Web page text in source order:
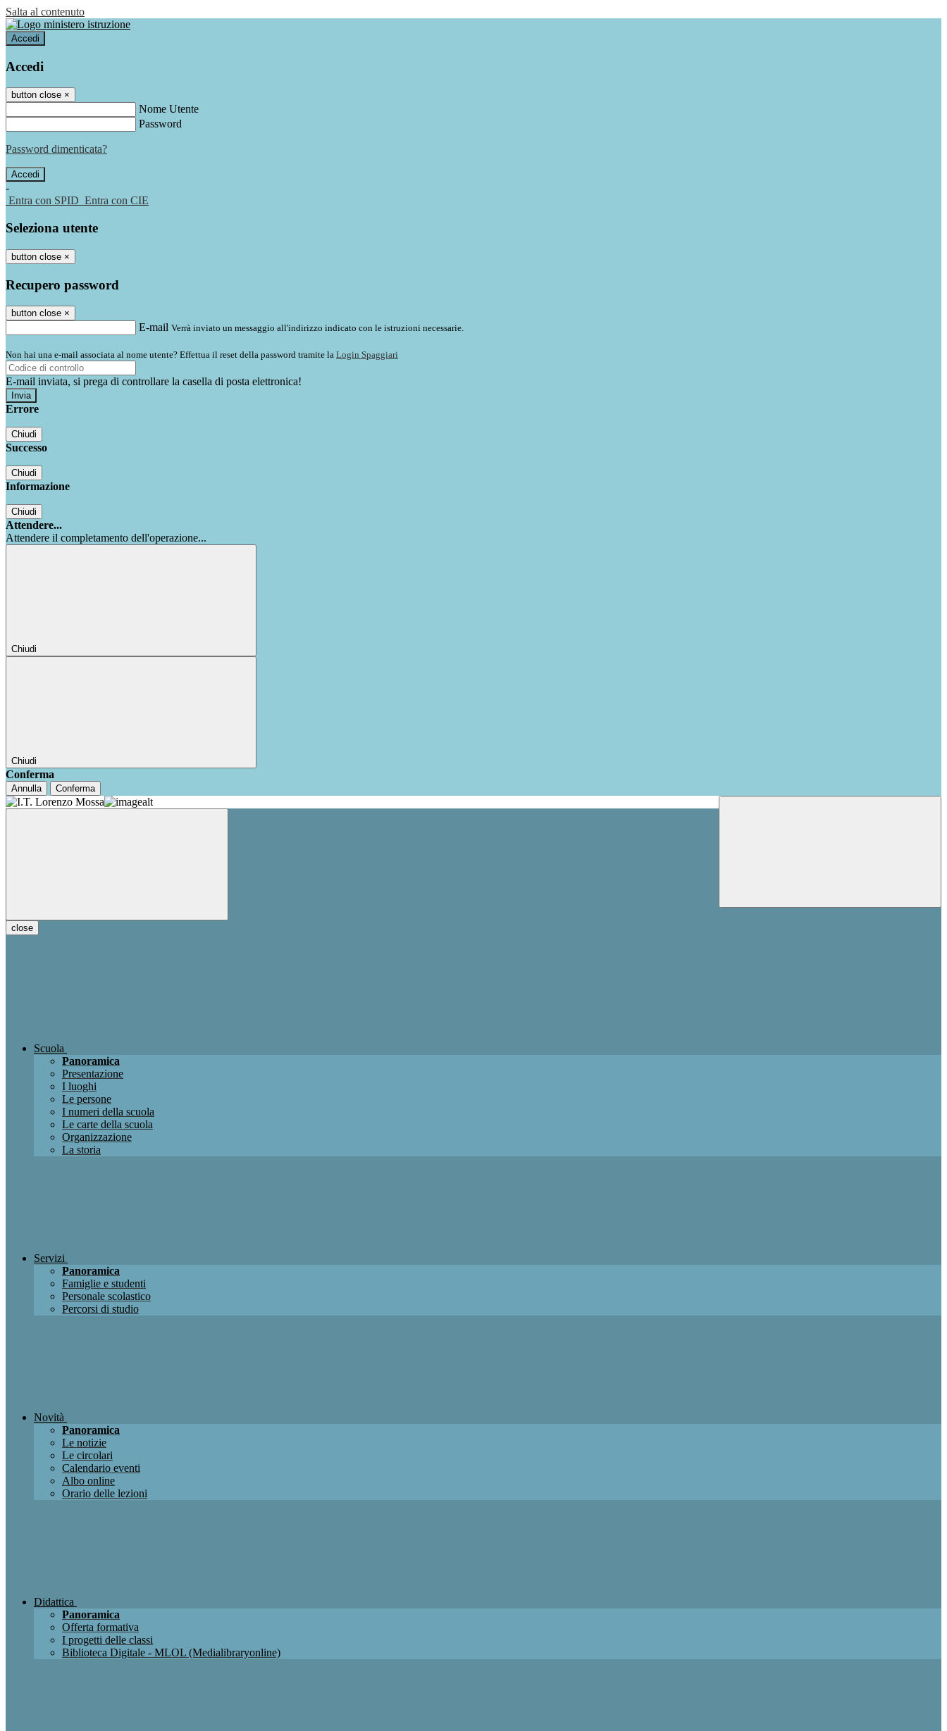
Salta al contenuto
Accedi
Accedi
button close ×
Nome Utente
Password
Password dimenticata?
-
Entra con SPID Entra con CIE
Seleziona utente
button close ×
Recupero password
button close ×
E-mail Verrà inviato un messaggio all'indirizzo indicato con le istruzioni necessarie.
Non hai una e-mail associata al nome utente? Effettua il reset della password tramite la Login Spaggiari
E-mail inviata, si prega di controllare la casella di posta elettronica!
Errore
Chiudi
Successo
Chiudi
Informazione
Chiudi
Attendere...
Attendere il completamento dell'operazione...
Chiudi
Chiudi
Conferma
Annulla Conferma
close
Scuola
Panoramica
Presentazione
I luoghi
Le persone
I numeri della scuola
Le carte della scuola
Organizzazione
La storia
Servizi
Panoramica
Famiglie e studenti
Personale scolastico
Percorsi di studio
Novità
Panoramica
Le notizie
Le circolari
Calendario eventi
Albo online
Orario delle lezioni
Didattica
Panoramica
Offerta formativa
I progetti delle classi
Biblioteca Digitale - MLOL (Medialibraryonline)